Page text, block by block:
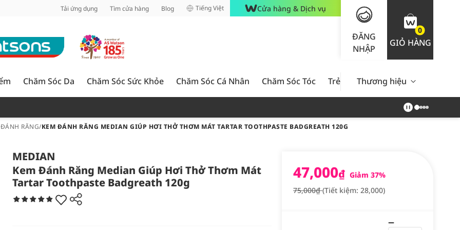
Tải ứng dụng Tìm cửa hàng Blog Tiếng Việt Cửa hàng & Dịch vụ
ĐĂNG
NHẬP
0
GIỎ HÀNG
Chăm Sóc Da Chăm Sóc Sức Khỏe Chăm Sóc Cá Nhân Chăm Sóc Tóc Trẻ Em Nam Giới Chăm Sóc
Thương hiệu
RĂNG/KEM ĐÁNH RĂNG MEDIAN GIÚP HƠI THỞ THƠM MÁT TARTAR TOOTHPASTE BADGREATH 120G
MEDIAN
Kem Đánh Răng Median Giúp Hơi Thở Thơm Mát
Tartar Toothpaste Badgreath 120g
47,000₫ Giảm 37%
75,000₫(Tiết kiệm: 28,000)